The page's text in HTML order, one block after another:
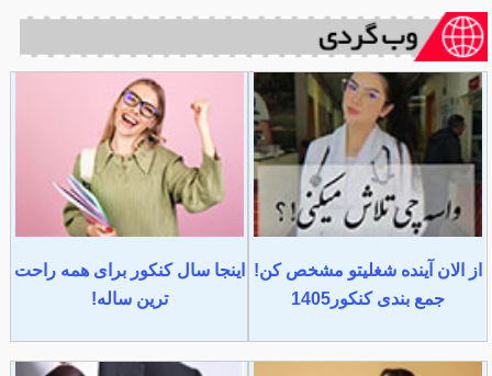
از الان آینده شغلیتو مشخص کن!
جمع بندی کنکور1405
اینجا سال کنکور برای همه راحت
ترین ساله!